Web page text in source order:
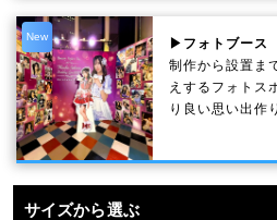
New
▶フォトブース
制作から設置ま
えするフォトス
り良い思い出作
サイズから選ぶ